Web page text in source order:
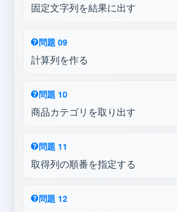
固定文字列を結果に出す
問題 09
計算列を作る
問題 10
商品カテゴリを取り出す
問題 11
取得列の順番を指定する
問題 12